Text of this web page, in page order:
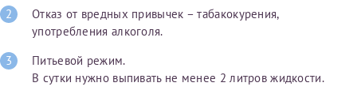
Отказ от вредных привычек – табакокурения,
употребления алкоголя.
Питьевой режим.
В сутки нужно выпивать не менее 2 литров жидкости.